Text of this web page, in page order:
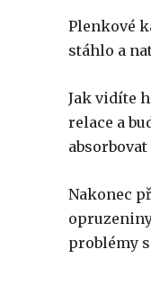
Plenkové
stáhlo a
Jak vidíte
relace a
Nakonec
problémy